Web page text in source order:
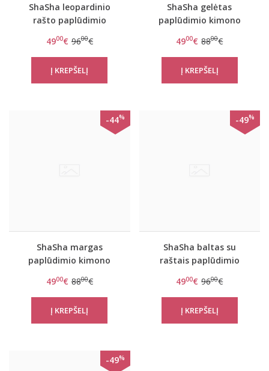
ShaSha leopardinio
rašto paplūdimio
4900€ 9600€
ShaSha gelėtas
paplūdimio kimono
4900€ 8800€
-44%
ShaSha margas
paplūdimio kimono
4900€ 8800€
-49%
ShaSha baltas su
raštais paplūdimio
4900€ 9600€
-49%